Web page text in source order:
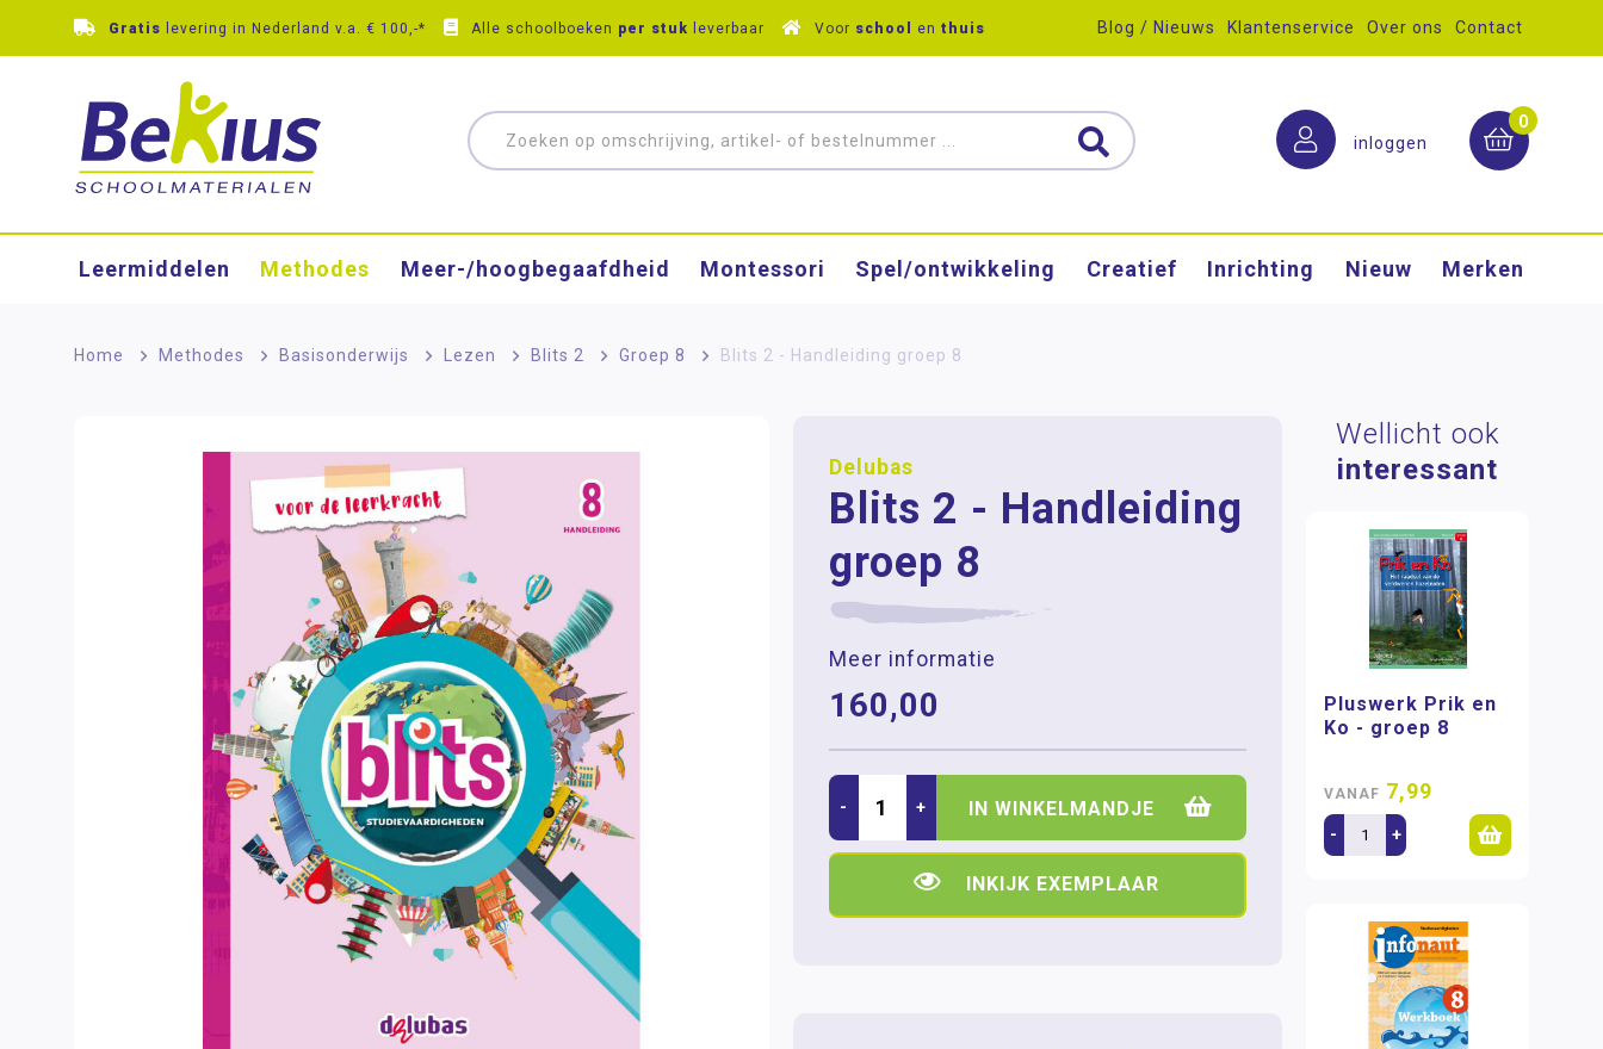
Gratis levering in Nederland v.a. € 100,-* Alle schoolboeken per stuk leverbaar Voor school en thuis Blog / Nieuws Klantenservice Over ons Contact
inloggen
0
Leermiddelen Methodes Meer-/hoog­begaafdheid Montessori Spel/ontwikkeling Creatief Inrichting Nieuw Merken
Home > Methodes > Basisonderwijs > Lezen > Blits 2 > Groep 8 > Blits 2 - Handleiding groep 8
Delubas
Blits 2 - Handleiding
groep 8
Meer informatie
160,00
- + IN WINKELMANDJE
INKIJK EXEMPLAAR
Wellicht ook
interessant
Pluswerk Prik en
Ko - groep 8
VANAF 7,99
- +